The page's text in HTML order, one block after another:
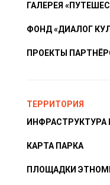
ГАЛЕРЕЯ
ФОНД «ДИАЛОГ
ПРОЕКТЫ
ТЕРРИТОРИЯ
ИНФРАСТРУКТУРА
КАРТА ПАРКА
ПЛОЩАДКИ